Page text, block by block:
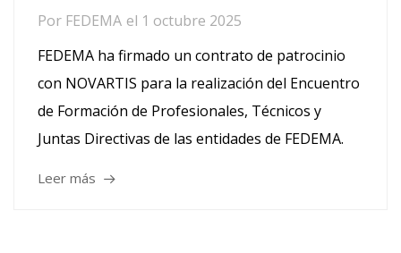
Por FEDEMA el 1 octubre 2025
FEDEMA ha firmado un contrato de patrocinio
con NOVARTIS para la realización del Encuentro
de Formación de Profesionales, Técnicos y
Juntas Directivas de las entidades de FEDEMA.
Leer más